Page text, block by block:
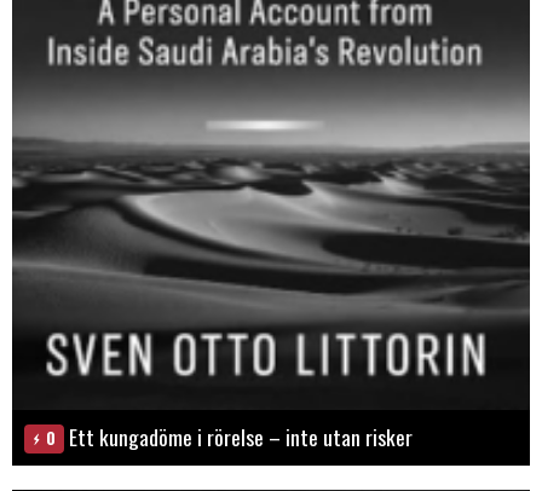
0 Ett kungadöme i rörelse – inte utan risker